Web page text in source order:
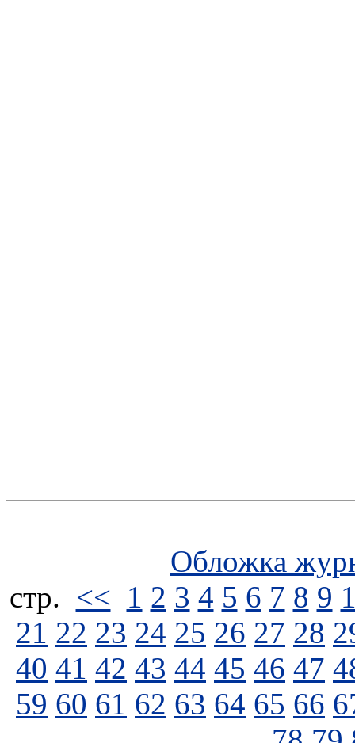
Обложка
стp. << 1 2 3 4 5 6 7 8 9
21 22 23 24 25 26 27 28
40 41 42 43 44 45 46 47
59 60 61 62 63 64 65 66